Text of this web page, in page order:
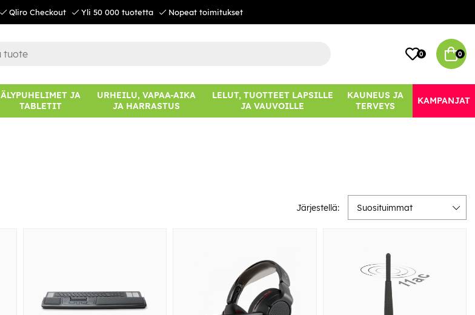
Qliro Checkout Yli 50 000 tuotetta Nopeat toimitukset
0 0
ÄLYPUHELIMET JA
TABLETIT
URHEILU, VAPAA-AIKA
JA HARRASTUS
LELUT, TUOTTEET LAPSILLE
JA VAUVOILLE
KAUNEUS JA
TERVEYS
KAMPANJAT
Järjestellä: Suosituimmat